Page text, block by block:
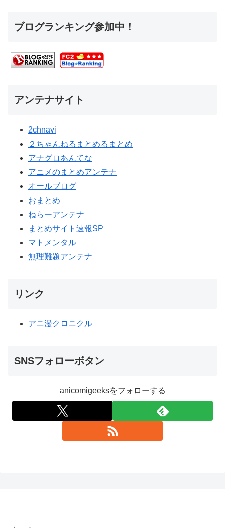
ブログランキング参加中！
アンテナサイト
2chnavi
２ちゃんねるまとめるまとめ
アナグロあんてな
アニメのまとめアンテナ
オールブログ
おまとめ
ねらーアンテナ
まとめサイト速報SP
マトメンタル
無理難題アンテナ
リンク
アニ漫クロニクル
SNSフォローボタン
anicomigeeksをフォローする